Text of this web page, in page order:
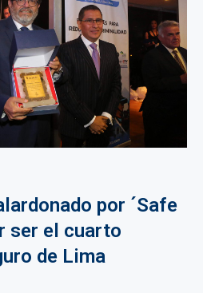
por ´Safe
ser el cuarto
de Lima